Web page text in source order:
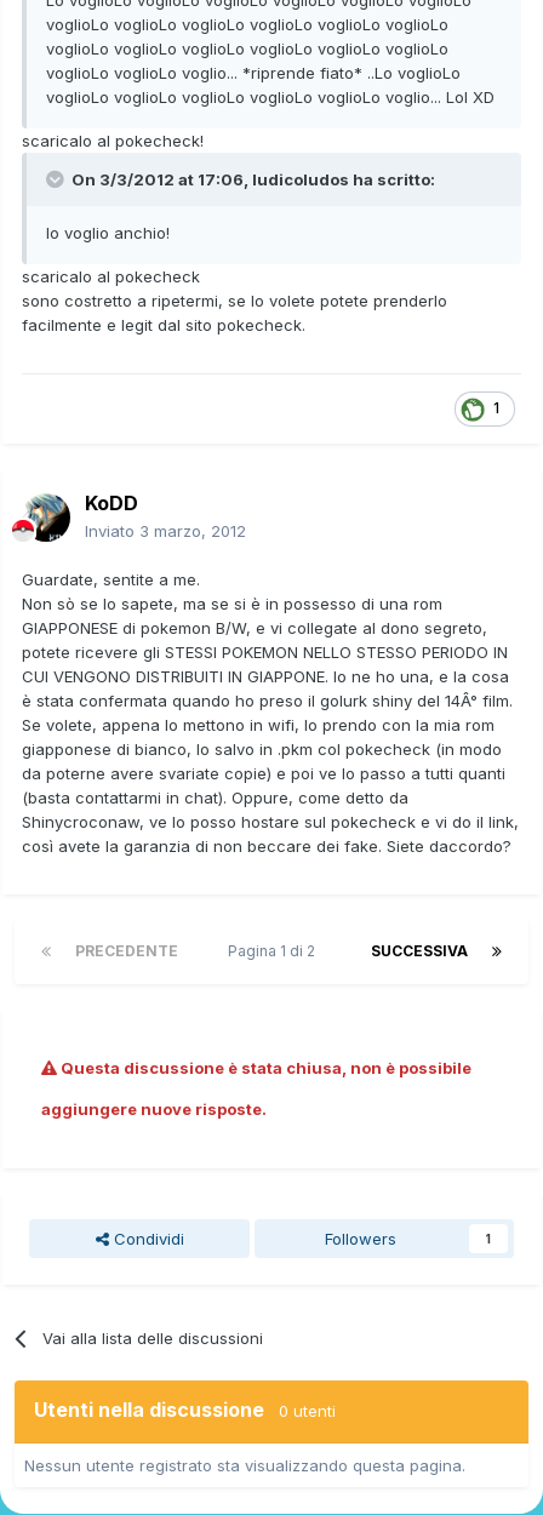
voglioLo voglioLo voglioLo voglioLo voglioLo voglioLo
voglioLo voglioLo voglioLo voglioLo voglioLo voglioLo
voglioLo voglioLo voglio... *riprende fiato* ..Lo voglioLo
voglioLo voglioLo voglioLo voglioLo voglioLo voglio... Lol XD
scaricalo al pokecheck!
On 3/3/2012 at 17:06, ludicoludos ha scritto:
lo voglio anchio!
scaricalo al pokecheck
sono costretto a ripetermi, se lo volete potete prenderlo
facilmente e legit dal sito pokecheck.
1
KoDD
Inviato 3 marzo, 2012
Guardate, sentite a me.
Non sò se lo sapete, ma se si è in possesso di una rom
GIAPPONESE di pokemon B/W, e vi collegate al dono segreto,
potete ricevere gli STESSI POKEMON NELLO STESSO PERIODO IN
CUI VENGONO DISTRIBUITI IN GIAPPONE. Io ne ho una, e la cosa
è stata confermata quando ho preso il golurk shiny del 14Â° film.
Se volete, appena lo mettono in wifi, lo prendo con la mia rom
giapponese di bianco, lo salvo in .pkm col pokecheck (in modo
da poterne avere svariate copie) e poi ve lo passo a tutti quanti
(basta contattarmi in chat). Oppure, come detto da
Shinycroconaw, ve lo posso hostare sul pokecheck e vi do il link,
così avete la garanzia di non beccare dei fake. Siete daccordo?
PRECEDENTE SUCCESSIVA
Pagina 1 di 2
Questa discussione è stata chiusa, non è possibile
aggiungere nuove risposte.
Condividi Followers 1
Vai alla lista delle discussioni
Utenti nella discussione 0 utenti
Nessun utente registrato sta visualizzando questa pagina.